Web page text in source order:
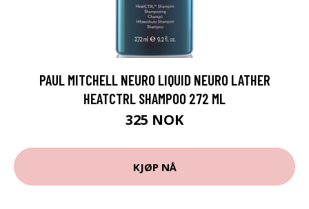
PAUL MITCHELL NEURO LIQUID NEURO LATHER
HEATCTRL SHAMPOO 272 ML
325 NOK
KJØP NÅ